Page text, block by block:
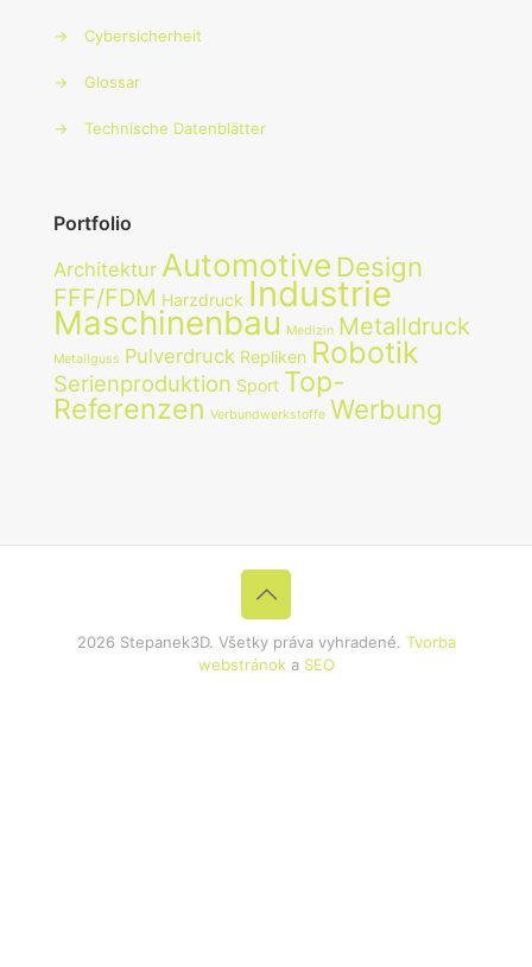
→ Cybersicherheit
→ Glossar
→ Technische Datenblätter
Portfolio
Architektur Automotive Design
FFF/FDM Harzdruck Industrie
Maschinenbau Medizin Metalldruck
Metallguss Pulverdruck Repliken Robotik
Serienproduktion Sport Top-
Referenzen Verbundwerkstoffe Werbung
2026 Stepanek3D. Všetky práva vyhradené. Tvorba
webstránoka SEO